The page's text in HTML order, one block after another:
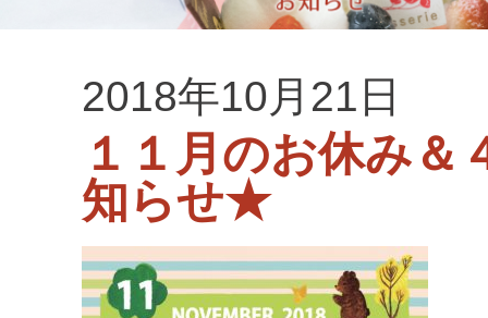
2018年10月21日
１１月のお休み＆
知らせ★